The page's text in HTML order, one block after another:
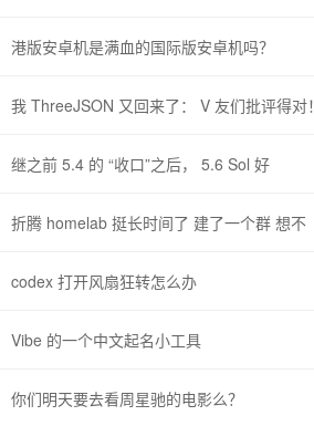
港版安卓机是满血的国际版安卓机吗？
我 ThreeJSON 又回来了： V 友们批评得对！
继之前 5.4 的 “收口”之后， 5.6 Sol 好
折腾 homelab 挺长时间了 建了一个群 想不
codex 打开风扇狂转怎么办
Vibe 的一个中文起名小工具
你们明天要去看周星驰的电影么？